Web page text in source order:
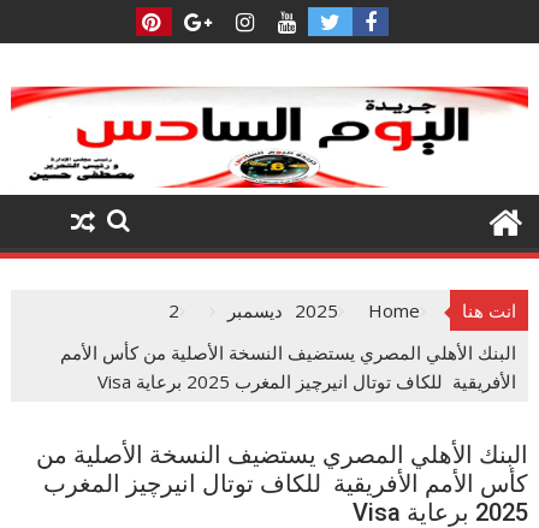
to
انت هنا Home
2025 ديسمبر
2
البنك الأهلي المصري يستضيف النسخة الأصلية من كأس الأمم
الأفريقية للكاف توتال انيرچيز المغرب 2025 برعاية Visa
البنك الأهلي المصري يستضيف النسخة الأصلية من
كأس الأمم الأفريقية للكاف توتال انيرچيز المغرب
2025 برعاية Visa